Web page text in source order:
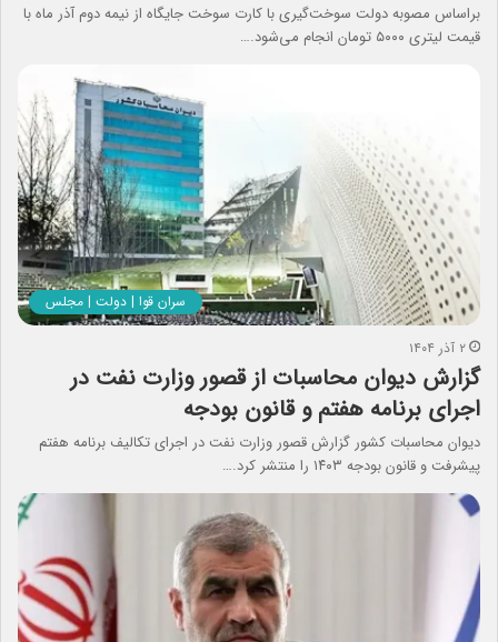
براساس مصوبه دولت سوخت‌گیری با کارت سوخت جایگاه از نیمه دوم آذر ماه با
قیمت لیتری ۵۰۰۰ تومان انجام می‌شود.…
سران قوا | دولت | مجلس
۲ آذر ۱۴۰۴
گزارش دیوان محاسبات از قصور وزارت نفت در
اجرای برنامه هفتم و قانون بودجه
دیوان محاسبات کشور گزارش قصور وزارت نفت در اجرای تکالیف برنامه هفتم
پیشرفت و قانون بودجه ۱۴۰۳ را منتشر کرد.…